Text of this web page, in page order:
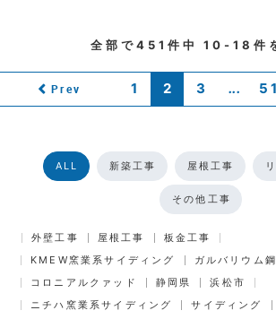
全部で451 件中10-18 件
Prev 1 2 3 ... 51
ALL 新築工事 屋根工事
その他工事
外壁工事 屋根工事
板金工事
KMEW窯業系サイディング
ガルバリウム
コロニアルクァッド
静岡県
浜松市
ニチハ窯業系サイディング
サイディング